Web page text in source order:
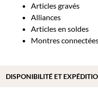
Articles gravés
Alliances
Articles en soldes
Montres
DISPONIBILITÉ ET